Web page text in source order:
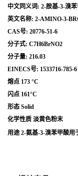
中文同义词: 2-胺基-3-溴
英文名称: 2-AMINO-3-
CAS号: 20776-51-6
分子式: C7H6BrNO2
分子量: 216.03
EINECS号: 1533716-785-6
熔点 173 °C
闪点 161°C
形态 Solid
化学性质 淡黄色粉末
用途 2-氨基-3-溴苯甲酸用